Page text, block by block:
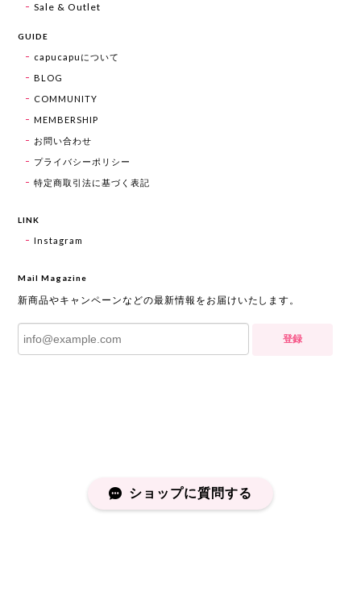
Sale & Outlet
GUIDE
capucapuについて
BLOG
COMMUNITY
MEMBERSHIP
お問い合わせ
プライバシーポリシー
特定商取引法に基づく表記
LINK
Instagram
Mail Magazine
新商品やキャンペーンなどの最新情報をお届けいたします。
登録
ショップに質問する